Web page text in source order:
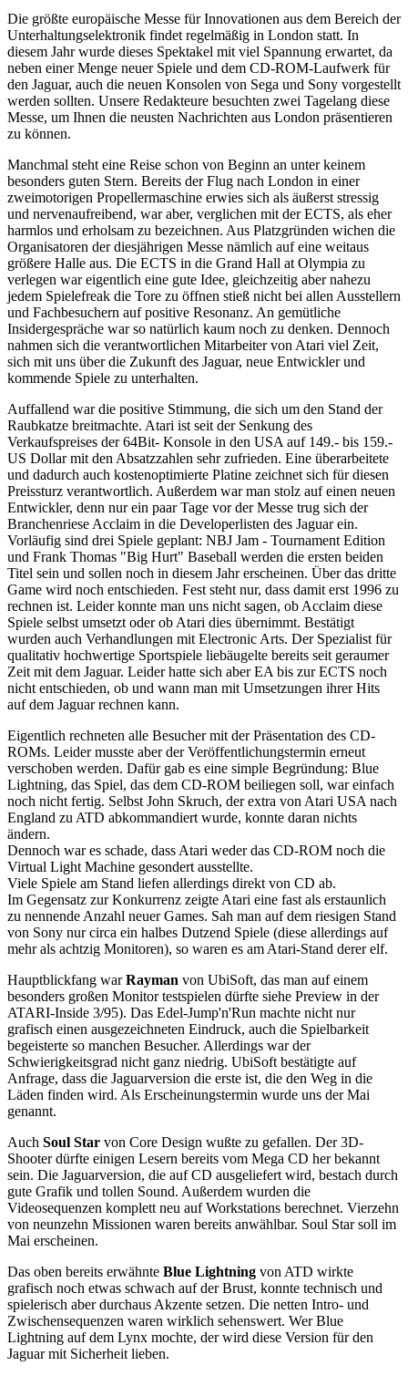
Die größte europäische Messe für Innovationen aus dem Bereich der
Unterhaltungselektronik findet regelmäßig in London statt. In
diesem Jahr wurde dieses Spektakel mit viel Spannung erwartet, da
neben einer Menge neuer Spiele und dem CD-ROM-Laufwerk für
den Jaguar, auch die neuen Konsolen von Sega und Sony vorgestellt
werden sollten. Unsere Redakteure besuchten zwei Tagelang diese
Messe, um Ihnen die neusten Nachrichten aus London präsentieren
zu können.
Manchmal steht eine Reise schon von Beginn an unter keinem
besonders guten Stern. Bereits der Flug nach London in einer
zweimotorigen Propellermaschine erwies sich als äußerst stressig
und nervenaufreibend, war aber, verglichen mit der ECTS, als eher
harmlos und erholsam zu bezeichnen. Aus Platzgründen wichen die
Organisatoren der diesjährigen Messe nämlich auf eine weitaus
größere Halle aus. Die ECTS in die Grand Hall at Olympia zu
verlegen war eigentlich eine gute Idee, gleichzeitig aber nahezu
jedem Spielefreak die Tore zu öffnen stieß nicht bei allen Ausstellern
und Fachbesuchern auf positive Resonanz. An gemütliche
Insidergespräche war so natürlich kaum noch zu denken. Dennoch
nahmen sich die verantwortlichen Mitarbeiter von Atari viel Zeit,
sich mit uns über die Zukunft des Jaguar, neue Entwickler und
kommende Spiele zu unterhalten.
Auffallend war die positive Stimmung, die sich um den Stand der
Raubkatze breitmachte. Atari ist seit der Senkung des
Verkaufspreises der 64Bit- Konsole in den USA auf 149.- bis 159.-
US Dollar mit den Absatzzahlen sehr zufrieden. Eine überarbeitete
und dadurch auch kostenoptimierte Platine zeichnet sich für diesen
Preissturz verantwortlich. Außerdem war man stolz auf einen neuen
Entwickler, denn nur ein paar Tage vor der Messe trug sich der
Branchenriese Acclaim in die Developerlisten des Jaguar ein.
Vorläufig sind drei Spiele geplant: NBJ Jam - Tournament Edition
und Frank Thomas "Big Hurt" Baseball werden die ersten beiden
Titel sein und sollen noch in diesem Jahr erscheinen. Über das dritte
Game wird noch entschieden. Fest steht nur, dass damit erst 1996 zu
rechnen ist. Leider konnte man uns nicht sagen, ob Acclaim diese
Spiele selbst umsetzt oder ob Atari dies übernimmt. Bestätigt
wurden auch Verhandlungen mit Electronic Arts. Der Spezialist für
qualitativ hochwertige Sportspiele liebäugelte bereits seit geraumer
Zeit mit dem Jaguar. Leider hatte sich aber EA bis zur ECTS noch
nicht entschieden, ob und wann man mit Umsetzungen ihrer Hits
auf dem Jaguar rechnen kann.
Eigentlich rechneten alle Besucher mit der Präsentation des CD-
ROMs. Leider musste aber der Veröffentlichungstermin erneut
verschoben werden. Dafür gab es eine simple Begründung: Blue
Lightning, das Spiel, das dem CD-ROM beiliegen soll, war einfach
noch nicht fertig. Selbst John Skruch, der extra von Atari USA nach
England zu ATD abkommandiert wurde, konnte daran nichts
ändern.
Dennoch war es schade, dass Atari weder das CD-ROM noch die
Virtual Light Machine gesondert ausstellte.
Viele Spiele am Stand liefen allerdings direkt von CD ab.
Im Gegensatz zur Konkurrenz zeigte Atari eine fast als erstaunlich
zu nennende Anzahl neuer Games. Sah man auf dem riesigen Stand
von Sony nur circa ein halbes Dutzend Spiele (diese allerdings auf
mehr als achtzig Monitoren), so waren es am Atari-Stand derer elf.
Hauptblickfang warRayman von UbiSoft, das man auf einem
besonders großen Monitor testspielen dürfte siehe Preview in der
ATARI-Inside 3/95). Das Edel-Jump'n'Run machte nicht nur
grafisch einen ausgezeichneten Eindruck, auch die Spielbarkeit
begeisterte so manchen Besucher. Allerdings war der
Schwierigkeitsgrad nicht ganz niedrig. UbiSoft bestätigte auf
Anfrage, dass die Jaguarversion die erste ist, die den Weg in die
Läden finden wird. Als Erscheinungstermin wurde uns der Mai
genannt.
Auch Soul Star von Core Design wußte zu gefallen. Der 3D-
Shooter dürfte einigen Lesern bereits vom Mega CD her bekannt
sein. Die Jaguarversion, die auf CD ausgeliefert wird, bestach durch
gute Grafik und tollen Sound. Außerdem wurden die
Videosequenzen komplett neu auf Workstations berechnet. Vierzehn
von neunzehn Missionen waren bereits anwählbar. Soul Star soll im
Mai erscheinen.
Das oben bereits erwähnte Blue Lightning von ATD wirkte
grafisch noch etwas schwach auf der Brust, konnte technisch und
spielerisch aber durchaus Akzente setzen. Die netten Intro- und
Zwischensequenzen waren wirklich sehenswert. Wer Blue
Lightning auf dem Lynx mochte, der wird diese Version für den
Jaguar mit Sicherheit lieben.